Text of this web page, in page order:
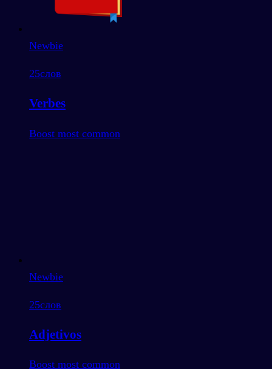
Newbie
25слов
Verbes
Boost most common
Newbie
25слов
Adjetivos
Boost most common